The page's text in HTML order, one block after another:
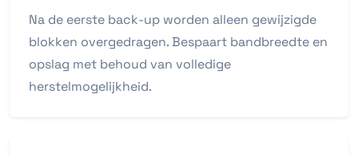
Na de eerste back-up worden alleen gewijzigde
blokken overgedragen. Bespaart bandbreedte en
opslag met behoud van volledige
herstelmogelijkheid.